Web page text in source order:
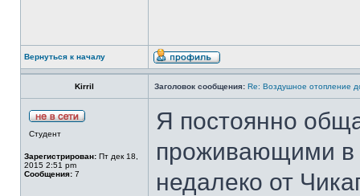
Вернуться к началу
Kirril Заголовок сообщения: Re: Воздушное отопление
Студент
Зарегистрирован: Пт дек 18,
2015 2:51 pm
Сообщения: 7
Я постоянно
проживающими в
недалеко от